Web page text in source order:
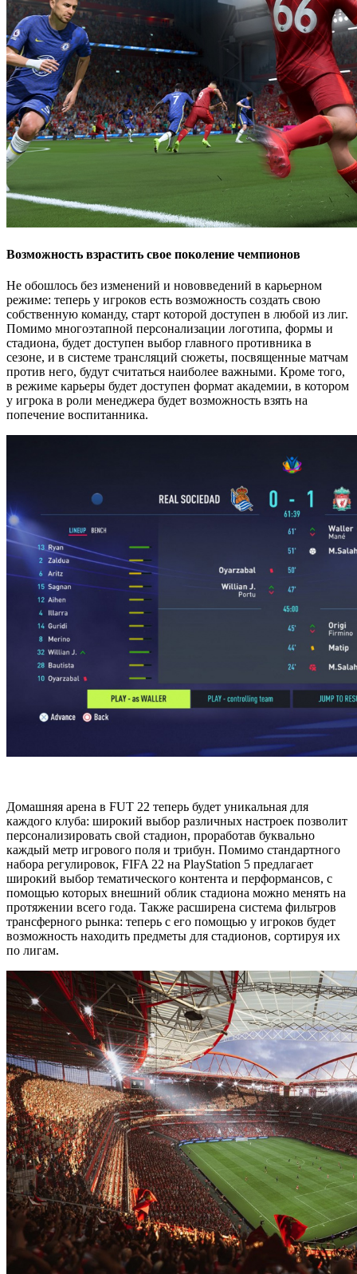
Возможность взрастить свое поколение чемпионов
Не обошлось без изменений и нововведений в карьерном
режиме: теперь у игроков есть возможность создать свою
собственную команду, старт которой доступен в любой из лиг.
Помимо многоэтапной персонализации логотипа, формы и
стадиона, будет доступен выбор главного противника в
сезоне, и в системе трансляций сюжеты, посвященные матчам
против него, будут считаться наиболее важными. Кроме того,
в режиме карьеры будет доступен формат академии, в котором
у игрока в роли менеджера будет возможность взять на
попечение воспитанника.
Домашняя арена в FUT 22 теперь будет уникальная для
каждого клуба: широкий выбор различных настроек позволит
персонализировать свой стадион, проработав буквально
каждый метр игрового поля и трибун. Помимо стандартного
набора регулировок, FIFA 22 на PlayStation 5 предлагает
широкий выбор тематического контента и перформансов, с
помощью которых внешний облик стадиона можно менять на
протяжении всего года. Также расширена система фильтров
трансферного рынка: теперь с его помощью у игроков будет
возможность находить предметы для стадионов, сортируя их
по лигам.